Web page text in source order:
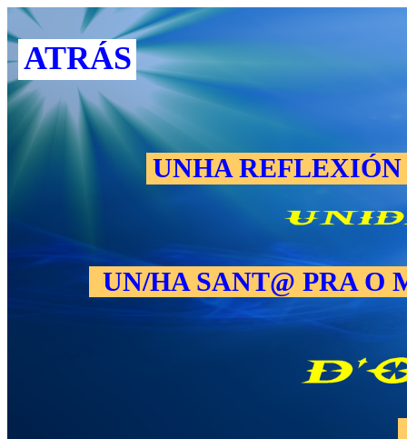
UNHA REFLEXIÓN
UN/HA SANT@ PRA O
ATRÁS